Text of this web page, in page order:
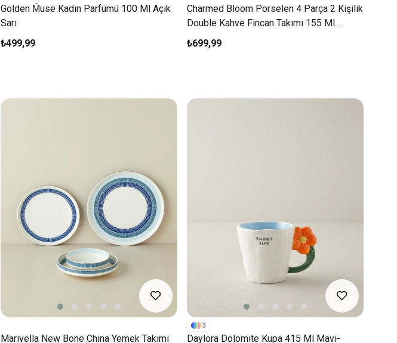
Golden Ḿuse Kadın Parfümü 100 Ml Açık
Sarı
₺499,99
Charmed Bloom Porselen 4 Parça 2 Kişilik
Double Kahve Fincan Takımı 155 Ml
Beyaz-Gold
₺699,99
Marivella New Bone China Yemek Takımı
Daylora Dolomite Kupa 415 Ml Mavi-
3